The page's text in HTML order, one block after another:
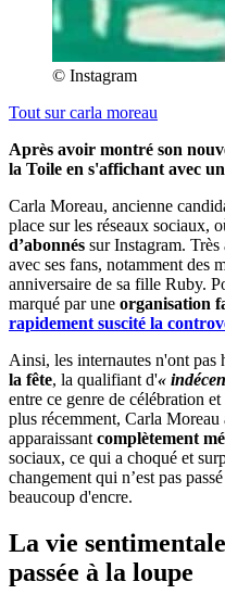
© Instagram
Tout surcarla moreau
Après avoir montré son
la Toile en s'affichant avec
Carla Moreau, ancienne
place sur les réseaux sociaux,
d’abonnés sur Instagram.
avec ses fans, notamment des
anniversaire de sa fille Ruby.
marqué par une organisation
rapidement suscité la
Ainsi, les internautes n'ont pas
la fête, la qualifiant d'«
entre ce genre de célébration
plus récemment, Carla Moreau
apparaissant complètement
sociaux, ce qui a choqué et
changement qui n’est pas
beaucoup d'encre.
La vie
passée à la loupe